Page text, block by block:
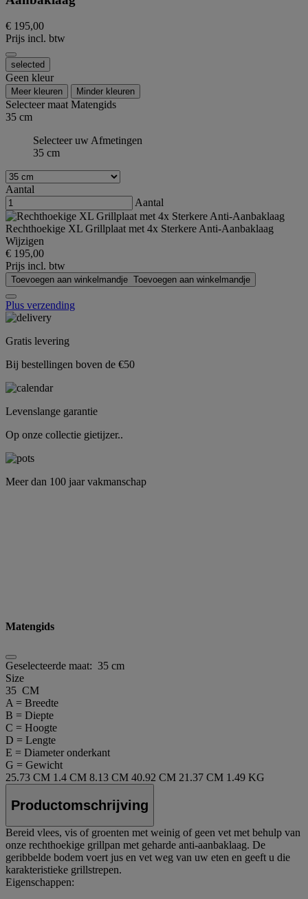
€ 195,00
Prijs incl. btw
selected
Geen kleur
Meer kleuren Minder kleuren
Selecteer maatMatengids
35 cm
Selecteer uw Afmetingen
35 cm
Aantal
Aantal
Rechthoekige XL Grillplaat met 4x Sterkere Anti-Aanbaklaag
Wijzigen
€ 195,00
Prijs incl. btw
Toevoegen aan winkelmandje Toevoegen aan winkelmandje
Plus verzending
Gratis levering
Bij bestellingen boven de €50
Levenslange garantie
Op onze collectie gietijzer..
Meer dan 100 jaar vakmanschap
Matengids
Geselecteerde maat: 35 cm
Size
35 CM
A = Breedte
B = Diepte
C = Hoogte
D = Lengte
E = Diameter onderkant
G = Gewicht
25.73 CM 1.4 CM 8.13 CM 40.92 CM 21.37 CM 1.49 KG
Productomschrijving
Bereid vlees, vis of groenten met weinig of geen vet met behulp van
onze rechthoekige grillpan met geharde anti-aanbaklaag. De
geribbelde bodem voert jus en vet weg van uw eten en geeft u die
karakteristieke grillstrepen.
Eigenschappen: